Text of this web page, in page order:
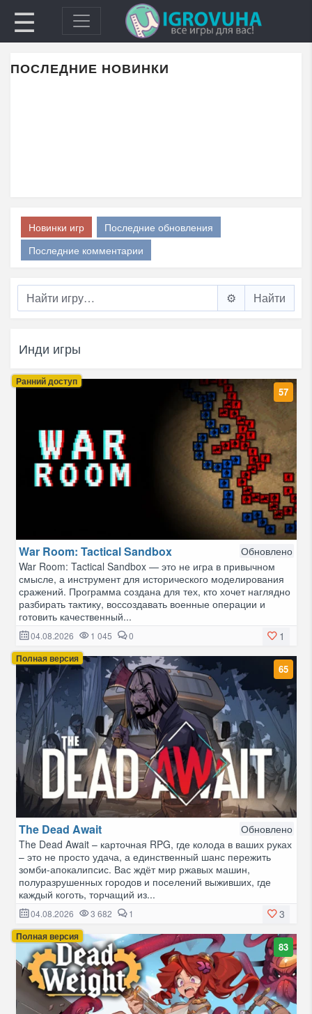
☰
ПОСЛЕДНИЕ НОВИНКИ
Новинки игр
Последние обновления
Последние комментарии
⚙️
Инди игры
Ранний доступ
57
War Room: Tactical Sandbox
Обновлено
War Room: Tactical Sandbox — это не игра в привычном
смысле, а инструмент для исторического моделирования
сражений. Программа создана для тех, кто хочет наглядно
разбирать тактику, воссоздавать военные операции и
готовить качественный...
1
04.08.2026 1 045 0
Полная версия
65
The Dead Await
Обновлено
The Dead Await – карточная RPG, где колода в ваших руках
– это не просто удача, а единственный шанс пережить
зомби-апокалипсис. Вас ждёт мир ржавых машин,
полуразрушенных городов и поселений выживших, где
каждый коготь, торчащий из...
3
04.08.2026 3 682 1
Полная версия
83